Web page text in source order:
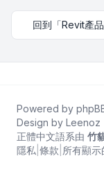
回到「Revit產品
Powered by
Design by Leenoz
正體中文語系由 竹
隱私 條款 所有顯示